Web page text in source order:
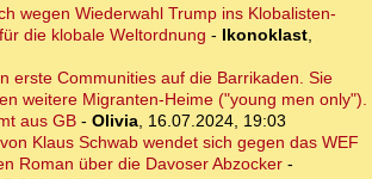
wegen Wiederwahl Trump ins Klobalisten-
die klobale Weltordnung - Ikonoklast,
erste Communities auf die Barrikaden. Sie
weitere Migranten-Heime ("young men only").
aus GB - Olivia, 16.07.2024, 19:03
Klaus Schwab wendet sich gegen das WEF
Roman über die Davoser Abzocker -